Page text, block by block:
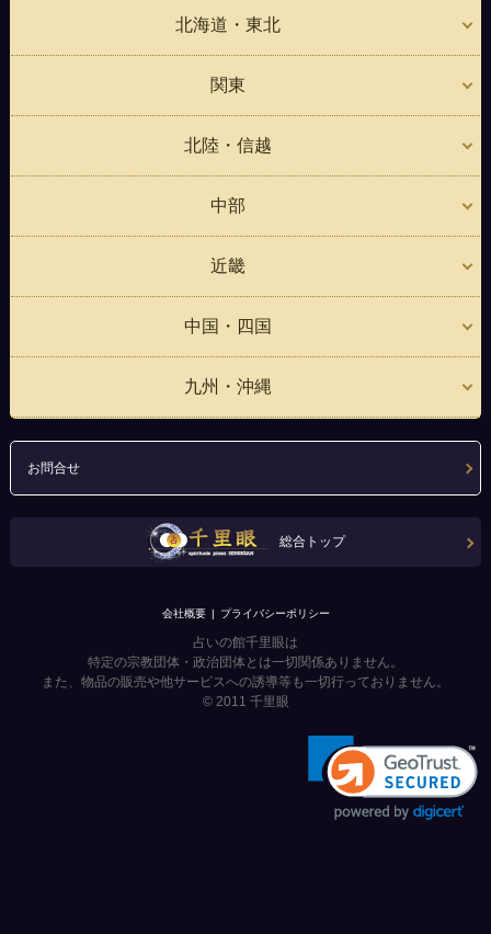
北海道・東北
関東
北陸・信越
中部
近畿
中国・四国
九州・沖縄
お問合せ
総合トップ
会社概要 プライバシーポリシー
占いの館千里眼は
特定の宗教団体・政治団体とは一切関係ありません。
また、物品の販売や他サービスへの誘導等も一切行っておりません。
© 2011 千里眼